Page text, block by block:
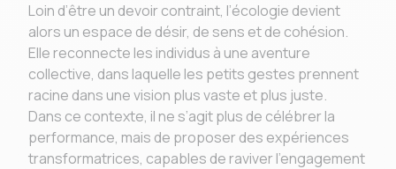
Loin d’être un devoir contraint, l’écologie devient
alors un espace de désir, de sens et de cohésion.
Elle reconnecte les individus à une aventure
collective, dans laquelle les petits gestes prennent
racine dans une vision plus vaste et plus juste.
Dans ce contexte, il ne s’agit plus de célébrer la
performance, mais de proposer des expériences
transformatrices, capables de raviver l’engagement